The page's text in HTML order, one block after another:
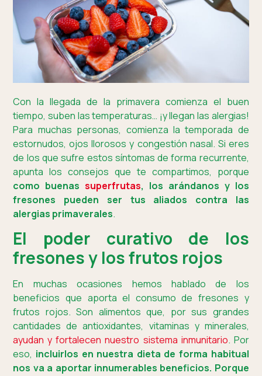
Con la llegada de la primavera comienza el buen
tiempo, suben las temperaturas… ¡y llegan las alergias!
Para muchas personas, comienza la temporada de
estornudos, ojos llorosos y congestión nasal. Si eres
de los que sufre estos síntomas de forma recurrente,
apunta los consejos que te compartimos, porque
como buenassuperfrutas, los arándanos y los
fresones pueden ser tus aliados contra las
alergias primaverales.
El poder curativo de los
fresones y los frutos rojos
En muchas ocasiones hemos hablado de los
beneficios que aporta el consumo de fresones y
frutos rojos. Son alimentos que, por sus grandes
cantidades de antioxidantes, vitaminas y minerales,
ayudan y fortalecen nuestro sistema inmunitario. Por
eso, incluirlos en nuestra dieta de forma habitual
nos va a aportar innumerables beneficios. Porque